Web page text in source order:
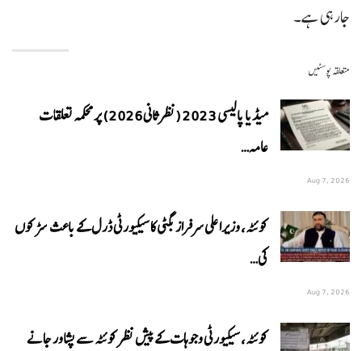
جارہی ہے۔
متعلقہ پوسٹیں
میڈیا پالیسی 2023 (نظرثانی 2026) پر محکمہ تعلقات
عامہ…
Aug 7, 2026
کوئٹہ، وزیراعلی سرفراز بگٹی کا سیکیورٹی ڈرل کے باعث سڑکوں
کی…
Aug 7, 2026
کوئٹہ، سیکیورٹی وجوہات کے پیش نظر کوئٹہ سے پشاور جانے